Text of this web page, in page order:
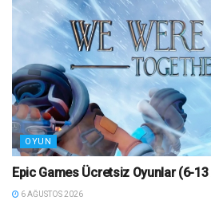
OYUN
Epic Games Ücretsiz Oyunlar (6-
6 AĞUSTOS 2026